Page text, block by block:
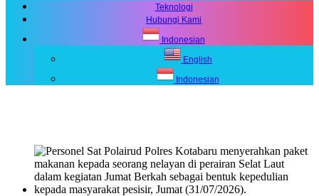
Teknologi
Hubungi Kami
Indonesian
English
Indonesian